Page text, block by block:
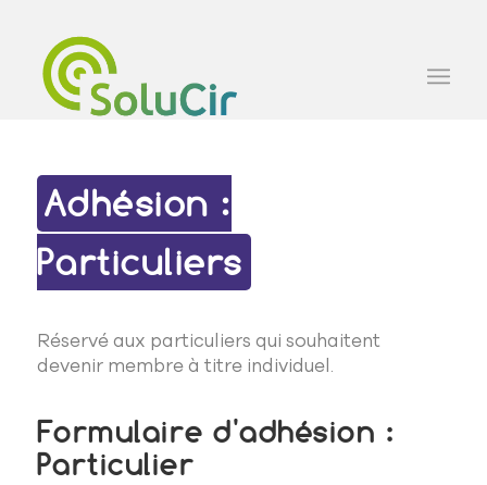
Adhésion :
Particuliers
Réservé aux particuliers qui souhaitent
devenir membre à titre individuel.
Formulaire d'adhésion :
Particulier